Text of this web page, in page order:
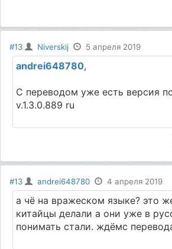
#13 Niverskij 5 апреля 2019
andrei648780,
С переводом уже есть версия
v.1.3.0.889 ru
#13 andrei648780 4 апреля 2019
а чё на вражеском языке? это
китайцы делали а они уже в
понимать стали. ждёмс